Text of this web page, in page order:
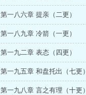
第一八六章 提亲（二更）
第一八九章 冷箭（一更）
第一九二章 表态（四更）
第一九五章 和盘托出（七更）
第一九八章 言之有理（十更）